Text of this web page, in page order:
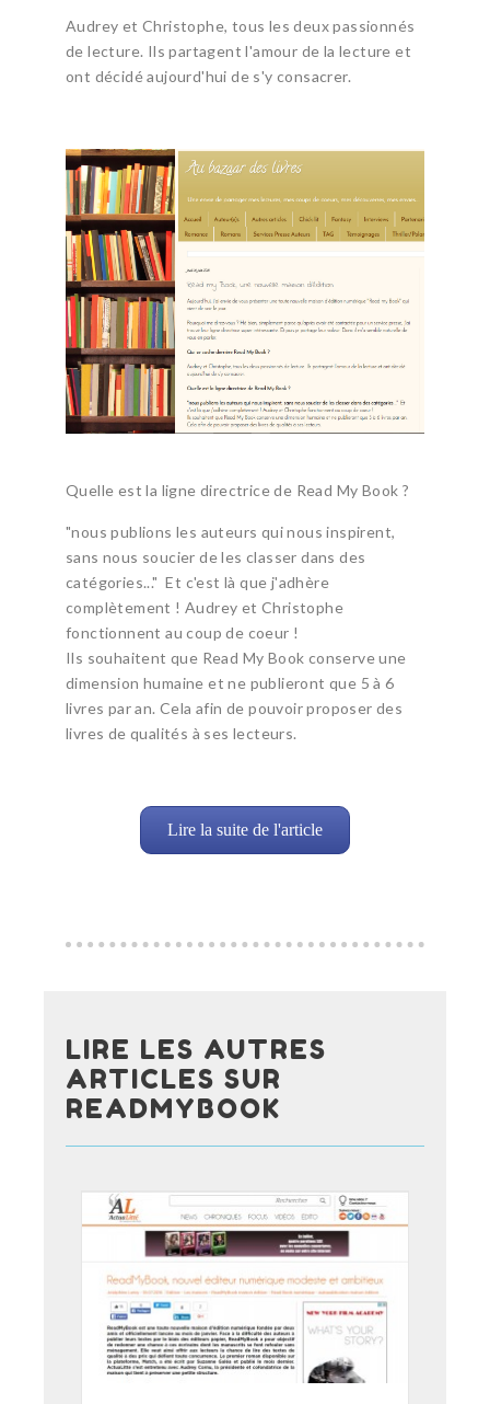
Audrey et Christophe, tous les deux passionnés
de lecture. Ils partagent l'amour de la lecture et
ont décidé aujourd'hui de s'y consacrer.
Quelle est la ligne directrice de Read My Book ?
"nous publions les auteurs qui nous inspirent,
sans nous soucier de les classer dans des
catégories..." Et c'est là que j'adhère
complètement ! Audrey et Christophe
fonctionnent au coup de coeur !
Ils souhaitent que Read My Book conserve une
dimension humaine et ne publieront que 5 à 6
livres par an. Cela afin de pouvoir proposer des
livres de qualités à ses lecteurs.
Lire la suite de l'article
LIRE LES AUTRES
ARTICLES SUR
READMYBOOK